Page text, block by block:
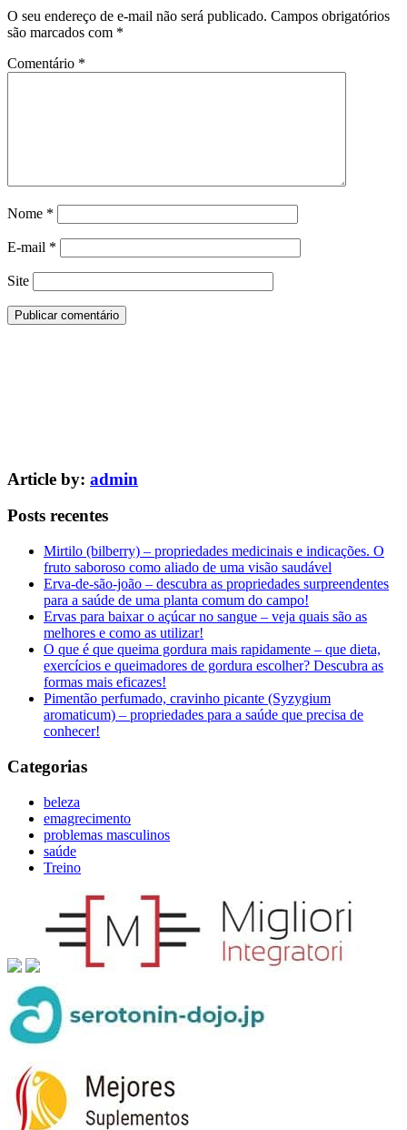
O seu endereço de e-mail não será publicado. Campos obrigatórios
são marcados com *
Comentário *
Nome *
E-mail *
Site
Article by: admin
Posts recentes
Mirtilo (bilberry) – propriedades medicinais e indicações. O
fruto saboroso como aliado de uma visão saudável
Erva-de-são-joão – descubra as propriedades surpreendentes
para a saúde de uma planta comum do campo!
Ervas para baixar o açúcar no sangue – veja quais são as
melhores e como as utilizar!
O que é que queima gordura mais rapidamente – que dieta,
exercícios e queimadores de gordura escolher? Descubra as
formas mais eficazes!
Pimentão perfumado, cravinho picante (Syzygium
aromaticum) – propriedades para a saúde que precisa de
conhecer!
Categorias
beleza
emagrecimento
problemas masculinos
saúde
Treino